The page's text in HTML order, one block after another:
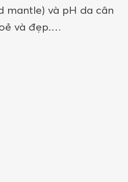
mantle) và pH da cân
và đẹp.…